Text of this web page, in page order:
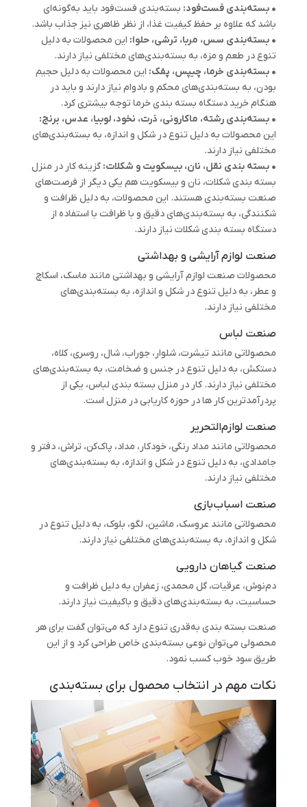
• بسته‌بندی فست‌فود: بسته‌بندی فست‌فود باید به‌گونه‌ای
باشد که علاوه بر حفظ کیفیت غذا، از نظر ظاهری نیز جذاب باشد.
• بسته‌بندی سس، مربا، ترشی، حلوا: این محصولات به دلیل
تنوع در طعم و مزه، به بسته‌بندی‌های مختلفی نیاز دارند.
• بسته‌بندی خرما، چیپس، پفک: این محصولات به دلیل حجیم
بودن، به بسته‌بندی‌های محکم و بادوام نیاز دارند و باید در
هنگام خرید دستگاه بسته بندی خرما توجه بیشتری کرد.
• بسته‌بندی رشته، ماکارونی، ذرت، نخود، لوبیا، عدس، برنج:
این محصولات به دلیل تنوع در شکل و اندازه، به بسته‌بندی‌های
مختلفی نیاز دارند.
• بسته بندی نقل، نان، بیسکویت و شکلات: گزینه کار در منزل
بسته بندی شکلات، نان و بیسکویت هم یکی دیگر از فرصت‌های
صنعت بسته‌بندی هستند. این محصولات، به دلیل ظرافت و
شکنندگی، به بسته‌بندی‌های دقیق و با ظرافت با استفاده از
دستگاه بسته بندی شکلات نیاز دارند.
صنعت لوازم آرایشی و بهداشتی
محصولات صنعت لوازم آرایشی و بهداشتی مانند ماسک، اسکاچ
و عطر، به دلیل تنوع در شکل و اندازه، به بسته‌بندی‌های
مختلفی نیاز دارند.
صنعت لباس
محصولاتی مانند تیشرت، شلوار، جوراب، شال، روسری، کلاه،
دستکش، به دلیل تنوع در جنس و ضخامت، به بسته‌بندی‌های
مختلفی نیاز دارند. کار در منزل بسته بندی لباس، یکی از
پردرآمدترین کار ها در حوزه کاریابی در منزل است.
صنعت لوازم‌التحریر
محصولاتی مانند مداد رنگی، خودکار، مداد، پاک‌کن، تراش، دفتر و
جامدادی، به دلیل تنوع در شکل و اندازه، به بسته‌بندی‌های
مختلفی نیاز دارند.
صنعت اسباب‌بازی
محصولاتی مانند عروسک، ماشین، لگو، بلوک، به دلیل تنوع در
شکل و اندازه، به بسته‌بندی‌های مختلفی نیاز دارند.
صنعت گیاهان دارویی
دم‌نوش، عرقیات، گل محمدی، زعفران به دلیل ظرافت و
حساسیت، به بسته‌بندی‌های دقیق و باکیفیت نیاز دارند.
صنعت بسته بندی به‌قدری تنوع دارد که می‌توان گفت برای هر
محصولی می‌توان نوعی بسته‌بندی خاص طراحی کرد و از این
طریق سود خوب کسب نمود.
نکات مهم در انتخاب محصول برای بسته‌بندی